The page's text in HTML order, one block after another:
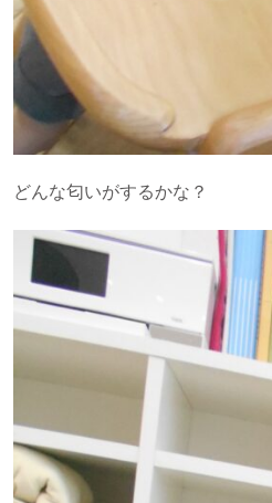
どんな匂いがするかな？